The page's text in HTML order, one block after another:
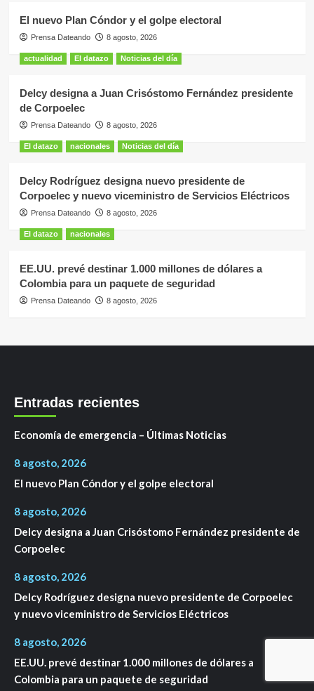
El nuevo Plan Cóndor y el golpe electoral
Prensa Dateando 8 agosto, 2026
actualidad El datazo Noticias del día
Delcy designa a Juan Crisóstomo Fernández presidente
de Corpoelec
Prensa Dateando 8 agosto, 2026
El datazo nacionales Noticias del día
Delcy Rodríguez designa nuevo presidente de
Corpoelec y nuevo viceministro de Servicios Eléctricos
Prensa Dateando 8 agosto, 2026
El datazo nacionales
EE.UU. prevé destinar 1.000 millones de dólares a
Colombia para un paquete de seguridad
Prensa Dateando 8 agosto, 2026
Entradas recientes
Economía de emergencia – Últimas Noticias
8 agosto, 2026
El nuevo Plan Cóndor y el golpe electoral
8 agosto, 2026
Delcy designa a Juan Crisóstomo Fernández presidente de
Corpoelec
8 agosto, 2026
Delcy Rodríguez designa nuevo presidente de Corpoelec
y nuevo viceministro de Servicios Eléctricos
8 agosto, 2026
EE.UU. prevé destinar 1.000 millones de dólares a
Colombia para un paquete de seguridad